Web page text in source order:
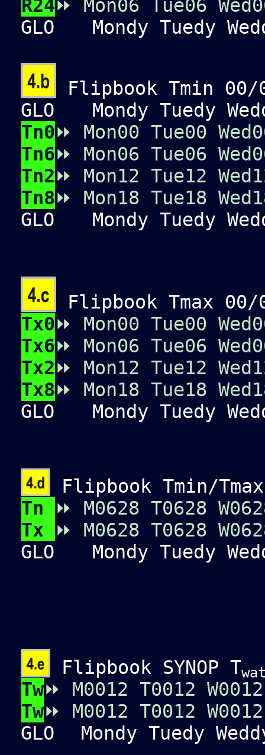
R24⏩ Mon06 Tue06
GLO
Mondy Tuedy
Flipbook Tmin 00/
GLO
Mondy Tuedy
Tn0⏩ Mon00 Tue00
Tn6⏩ Mon06 Tue06
Tn2⏩ Mon12 Tue12
Tn8⏩ Mon18 Tue18
GLO
Mondy Tuedy
Flipbook Tmax 00/
Tx0⏩ Mon00 Tue00
Tx6⏩ Mon06 Tue06
Tx2⏩ Mon12 Tue12
Tx8⏩ Mon18 Tue18
GLO
Mondy Tuedy
Flipbook Tmin/
Tn
⏩ M0628 T0628 W062
Tx
⏩ M0628 T0628 W062
GLO
Mondy Tuedy
Flipbook SYNOP T
Tw⏩ M0012 T0012 W0012
Tw⏩ M0012 T0012 W0012
GLO
Mondy Tuedy